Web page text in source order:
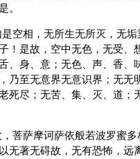
。
空相，无所生无所灭，无垢
！是故，空中无色，无受、
、身、意；无色、声、香、
乃至无意界无意识界；无无
死尽；无苦、集、灭、道；
菩萨摩诃萨依般若波罗蜜多
无著无碍故，无有恐怖，远